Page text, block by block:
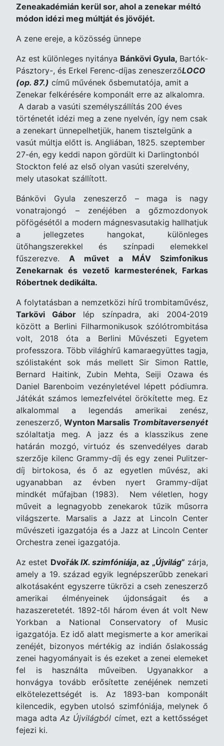
Zeneakadémián kerül sor, ahol a zenekar méltó
módon idézi meg múltját és jövőjét.
A zene ereje, a közösség ünnepe
Az est különleges nyitánya Bánkövi Gyula, Bartók-
Pásztory-, és Erkel Ferenc-díjas zeneszerzőLOCO
(op. 87.) című művének ősbemutatója, amit a
Zenekar felkérésére komponált erre az alkalomra.
A darab a vasúti személyszállítás 200 éves
történetét idézi meg a zene nyelvén, így nem csak
a zenekart ünnepelhetjük, hanem tisztelgünk a
vasút múltja előtt is. Angliában, 1825. szeptember
27-én, egy keddi napon gördült ki Darlingtonból
Stockton felé az első olyan vasúti szerelvény,
mely utasokat szállított.
Bánkövi Gyula zeneszerző – maga is nagy
vonatrajongó – zenéjében a gőzmozdonyok
pöfögésétől a modern mágnesvasutakig hallhatjuk
a jellegzetes hangokat, különleges
ütőhangszerekkel és színpadi elemekkel
fűszerezve.A művet a MÁV Szimfonikus
Zenekarnak és vezető karmesterének, Farkas
Róbertnek dedikálta.
A folytatásban a nemzetközi hírű trombitaművész,
Tarkövi Gáborlép színpadra, aki 2004-2019
között a Berlini Filharmonikusok szólótrombitása
volt, 2018 óta a Berlini Művészeti Egyetem
professzora. Több világhírű kamaraegyüttes tagja,
szólistaként sok más mellett Sir Simon Rattle,
Bernard Haitink, Zubin Mehta, Seiji Ozawa és
Daniel Barenboim vezényletével lépett pódiumra.
Játékát számos lemezfelvétel örökítette meg. Ez
alkalommal a legendás amerikai zenész,
zeneszerző, Wynton Marsalis Trombitaversenyét
szólaltatja meg. A jazz és a klasszikus zene
határán mozgó, virtuóz és szenvedélyes darab
szerzője kilenc Grammy-díj és egy zenei Pulitzer-
díj birtokosa, és ő az egyetlen művész, aki
ugyanabban az évben nyert Grammy-díjat
mindkét műfajban (1983). Nem véletlen, hogy
műveit a legnagyobb zenekarok tűzik műsorra
világszerte. Marsalis a Jazz at Lincoln Center
művészeti igazgatója és a Jazz at Lincoln Center
Orchestra zenei igazgatója.
Az estet Dvořák IX. szimfóniája, az „Újvilág” zárja,
amely a 19. század egyik legnépszerűbb zenekari
alkotásaként egyszerre tükrözi a cseh zeneszerző
amerikai élményeinek újdonságait és a
hazaszeretetét. 1892-től három éven át volt New
Yorkban a National Conservatory of Music
igazgatója. Ez idő alatt megismerte a kor amerikai
zenéjét, bizonyos mértékig az indián őslakosság
zenei hagyományait is és ezeket a zenei elemeket
fel is használta műveiben. Ugyanakkor a
honvágya tovább erősítette zenéjének nemzeti
elkötelezettségét is. Az 1893-ban komponált
kilencedik, egyben utolsó szimfóniája, melynek ő
maga adtaAz Újvilágból címet, ezt a kettősséget
fejezi ki.